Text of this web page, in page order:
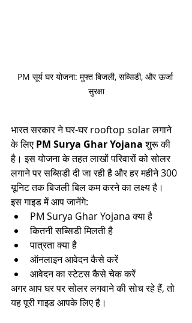
PM सूर्य घर योजना: मुफ्त बिजली, सब्सिडी, और ऊर्जा
सुरक्षा
भारत सरकार ने घर-घर rooftop solar लगाने
के लिए PM Surya Ghar Yojana शुरू की
है। इस योजना के तहत लाखों परिवारों को सोलर
लगाने पर सब्सिडी दी जा रही है और हर महीने 300
यूनिट तक बिजली बिल कम करने का लक्ष्य है।
इस गाइड में आप जानेंगे:
PM Surya Ghar Yojana क्या है
कितनी सब्सिडी मिलती है
पात्रता क्या है
ऑनलाइन आवेदन कैसे करें
आवेदन का स्टेटस कैसे चेक करें
अगर आप घर पर सोलर लगवाने की सोच रहे हैं, तो
यह पूरी गाइड आपके लिए है।